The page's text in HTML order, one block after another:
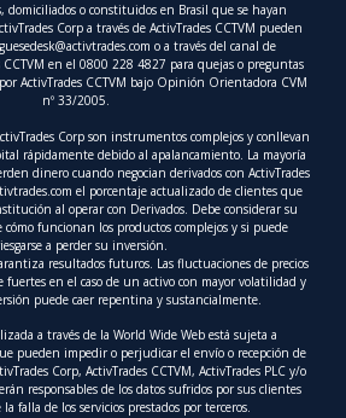
domiciliados o constituidos en Brasil que se hayan
Corp a través de ActivTrades CCTVM pueden
o a través del canal de
en el 0800 228 4827 para quejas o preguntas
ActivTrades CCTVM bajo Opinión Orientadora CVM
nº 33/2005.
Corp son instrumentos complejos y conllevan
rápidamente debido al apalancamiento. La mayoría
dinero cuando negocian derivados con ActivTrades
el porcentaje actualizado de clientes que
al operar con Derivados. Debe considerar su
cómo funcionan los productos complejos y si puede
a perder su inversión.
resultados futuros. Las fluctuaciones de precios
en el caso de un activo con mayor volatilidad y
puede caer repentina y sustancialmente.
a través de la World Wide Web está sujeta a
pueden impedir o perjudicar el envío o recepción de
Corp, ActivTrades CCTVM, ActivTrades PLC y/o
responsables de los datos sufridos por sus clientes
falla de los servicios prestados por terceros.